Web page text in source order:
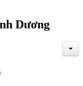
Dương